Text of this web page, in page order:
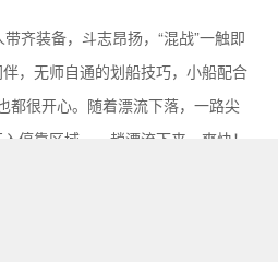
齐装备，斗志昂扬，“混战”一触即
，无师自通的划船技巧，小船配合
都很开心。随着漂流下落，一路尖
停靠区域。一趟漂流下来，爽快！